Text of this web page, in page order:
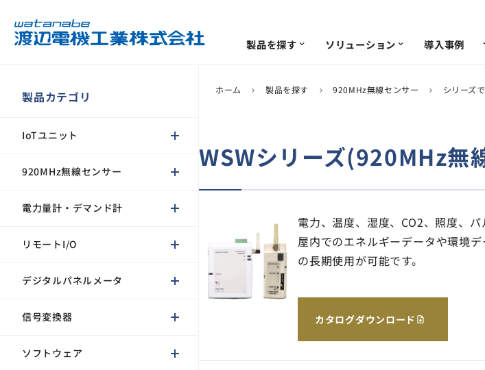
製品を探す expand_more
920MHz無線センサー
デジタルパネルメータ
分流器/分圧器/倍率器
ソリューション expand_more
ソリューション
導入事例
サポート
生産終了/推奨代替商品 chevron_right
企業情報
環境への取り組み chevron_right 品質への取り組み
ホーム chevron_right 製品を探す chevron_right 920MHz無線センサー chevron_right シリーズ
製品カテゴリ
IoTユニット
920MHz無線センサー
電力量計・デマンド計
リモートI/O
デジタルパネルメータ
信号変換器
ソフトウェア
WSWシリーズ(920MHz無
電力、温度、湿度、CO2、照度、
屋内でのエネルギーデータや環境
の長期使用が可能です。
カタログダウンロード